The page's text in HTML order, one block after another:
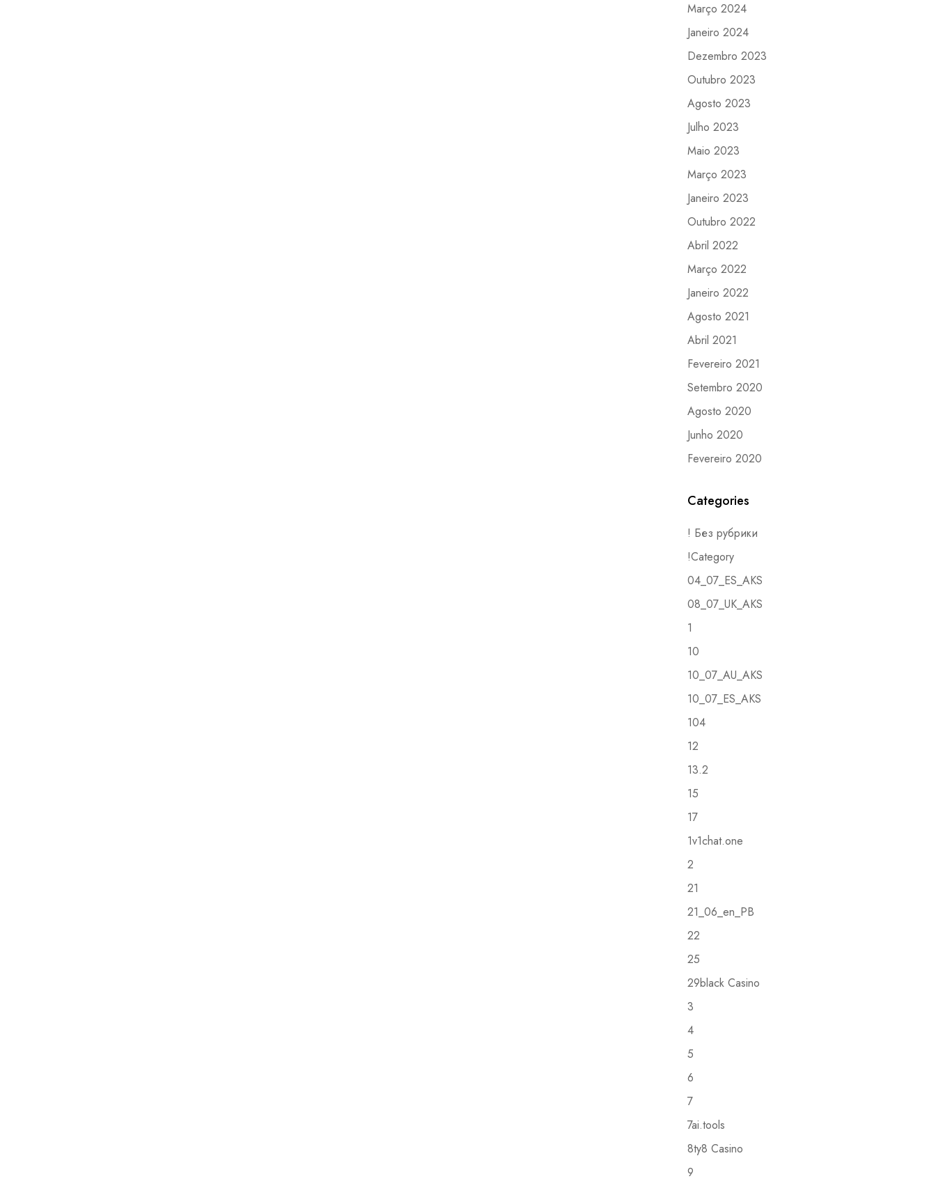
Março 2024
Janeiro 2024
Dezembro 2023
Outubro 2023
Agosto 2023
Julho 2023
Maio 2023
Março 2023
Janeiro 2023
Outubro 2022
Abril 2022
Março 2022
Janeiro 2022
Agosto 2021
Abril 2021
Fevereiro 2021
Setembro 2020
Agosto 2020
Junho 2020
Fevereiro 2020
Categories
! Без рубрики
!Category
04_07_ES_AKS
08_07_UK_AKS
1
10
10_07_AU_AKS
10_07_ES_AKS
104
12
13.2
15
17
1v1chat.one
2
21
21_06_en_PB
22
25
29black Casino
3
4
5
6
7
7ai.tools
8ty8 Casino
9